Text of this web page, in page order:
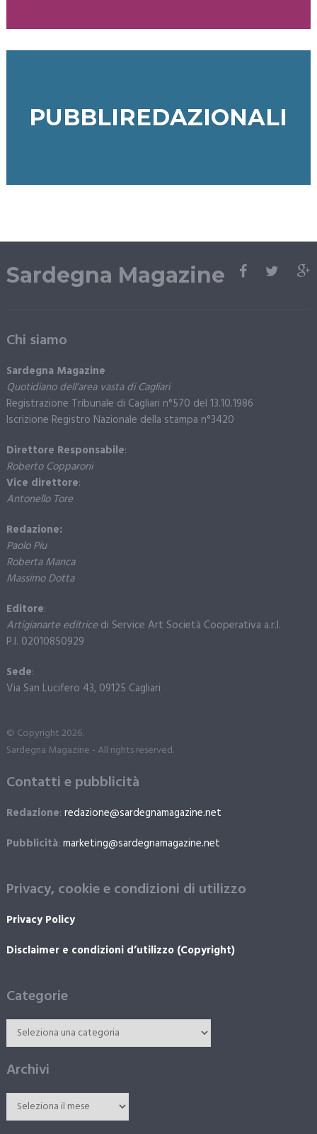
PUBBLIREDAZIONALI
Sardegna Magazine
Chi siamo
Sardegna Magazine
Quotidiano dell’area vasta di Cagliari
Registrazione Tribunale di Cagliari n°570 del 13.10.1986
Iscrizione Registro Nazionale della stampa n°3420
Direttore Responsabile:
Roberto Copparoni
Vice direttore:
Antonello Tore
Redazione:
Paolo Piu
Roberta Manca
Massimo Dotta
Editore:
Artigianarte editricedi Service Art Società Cooperativa a.r.l.
P.I. 02010850929
Sede:
Via San Lucifero 43, 09125 Cagliari
© Copyright 2026.
Sardegna Magazine - All rights reserved.
Contatti e pubblicità
Redazione: redazione@sardegnamagazine.net
Pubblicità: marketing@sardegnamagazine.net
Privacy, cookie e condizioni di utilizzo
Privacy Policy
Disclaimer e condizioni d’utilizzo (Copyright)
Categorie
Archivi